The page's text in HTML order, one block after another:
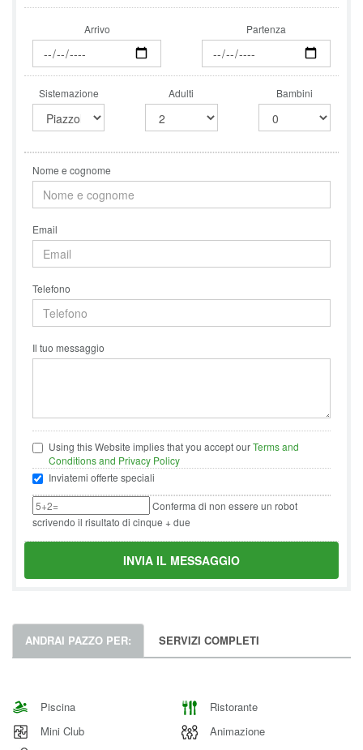
Arrivo Partenza
Sistemazione Adulti Bambini
Nome e cognome
Email
Telefono
Il tuo messaggio
Using this Website implies that you accept ourTerms and
Conditions and Privacy Policy
Inviatemi offerte speciali
Conferma di non essere un robot
scrivendo il risultato di cinque + due
INVIA IL MESSAGGIO
ANDRAI PAZZO PER: SERVIZI COMPLETI
Piscina
Ristorante
Mini Club
Animazione